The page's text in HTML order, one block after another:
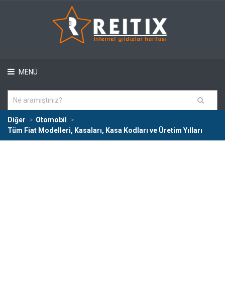
MENÜ
Diğer
Otomobil
Tüm Fiat Modelleri, Kasaları, Kasa Kodları ve Üretim Yılları